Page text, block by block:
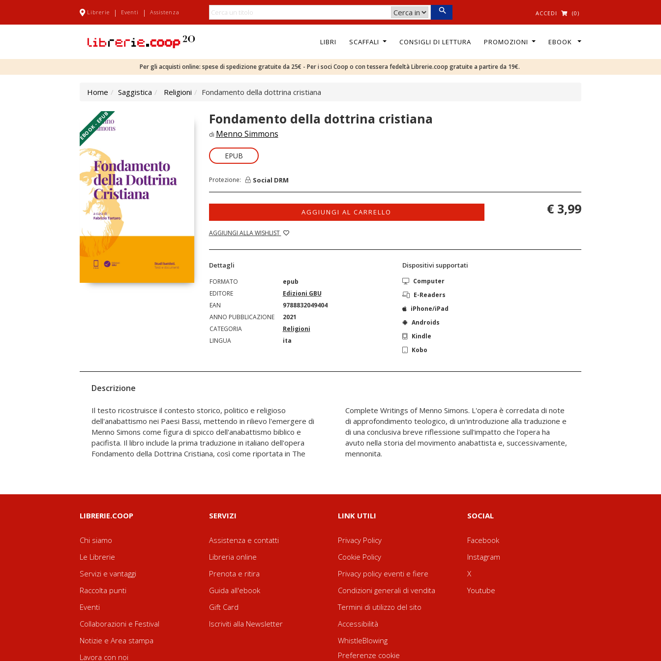
Librerie | Eventi | Assistenza ACCEDI (0)
LIBRI SCAFFALI CONSIGLI DI LETTURA PROMOZIONI EBOOK
Per gli acquisti online: spese di spedizione gratuite da 25€ - Per i soci Coop o con tessera fedeltà Librerie.coop gratuite a partire da 19€.
Home Saggistica Religioni Fondamento della dottrina cristiana
EBOOK - EPUB Fondamento della dottrina cristiana
di Menno Simmons
EPUB
Protezione: Social DRM
AGGIUNGI AL CARRELLO
AGGIUNGI ALLA WISHLIST
€ 3,99
Dettagli
FORMATO
epub
EDITORE
Edizioni GBU
EAN
9788832049404
ANNO PUBBLICAZIONE
2021
CATEGORIA
Religioni
LINGUA
ita
Dispositivi supportati
Computer
E-Readers
iPhone/iPad
Androids
Kindle
Kobo
Descrizione
Il testo ricostruisce il contesto storico, politico e religioso
dell'anabattismo nei Paesi Bassi, mettendo in rilievo l'emergere di
Menno Simons come figura di spicco dell'anabattismo biblico e
pacifista. Il libro include la prima traduzione in italiano dell'opera
Fondamento della Dottrina Cristiana, così come riportata in The
Complete Writings of Menno Simons. L'opera è corredata di note
di approfondimento teologico, di un'introduzione alla traduzione e
di una conclusiva breve riflessione sull'impatto che l'opera ha
avuto nella storia del movimento anabattista e, successivamente,
mennonita.
LIBRERIE.COOP
Chi siamo
Le Librerie
Servizi e vantaggi
Raccolta punti
Eventi
Collaborazioni e Festival
Notizie e Area stampa
Lavora con noi
SERVIZI
Assistenza e contatti
Libreria online
Prenota e ritira
Guida all'ebook
Gift Card
Iscriviti alla Newsletter
LINK UTILI
Privacy Policy
Cookie Policy
Privacy policy eventi e fiere
Condizioni generali di vendita
Termini di utilizzo del sito
Accessibilità
WhistleBlowing
Preferenze cookie
SOCIAL
Facebook
Instagram
X
Youtube